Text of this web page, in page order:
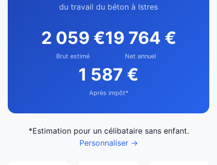
du travail du béton à Istres
2 059 €
Brut estimé
19 764 €
Net annuel
1 587 €
Après impôt*
*Estimation pour un célibataire sans enfant.
Personnaliser →